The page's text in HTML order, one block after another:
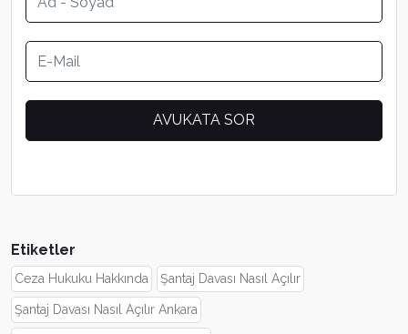
Etiketler
Ceza Hukuku Hakkında Şantaj Davası Nasıl Açılır
Şantaj Davası Nasıl Açılır Ankara